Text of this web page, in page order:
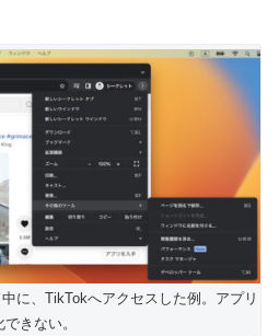
に、TikTokへアクセスした例。アプリ
できない。